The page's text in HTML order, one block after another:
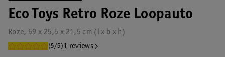
Eco Toys Retro Roze Loopauto
Roze, 59 x 25,5 x 21,5 cm (l x b x h)
(5/5)1 reviews